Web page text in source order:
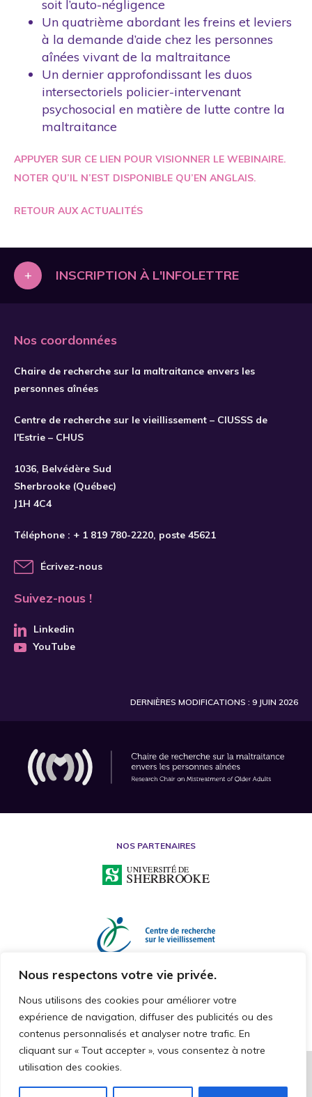
Nous respectons votre vie privée.
Nous utilisons des cookies pour améliorer votre
expérience de navigation, diffuser des publicités ou des
contenus personnalisés et analyser notre trafic. En
cliquant sur « Tout accepter », vous consentez à notre
utilisation des cookies.
soit l’auto-négligence
Un quatrième abordant les freins et leviers
à la demande d’aide chez les personnes
aînées vivant de la maltraitance
Un dernier approfondissant les duos
intersectoriels policier-intervenant
psychosocial en matière de lutte contre la
maltraitance
APPUYER SUR CE LIEN POUR VISIONNER LE WEBINAIRE.
NOTER QU’IL N’EST DISPONIBLE QU’EN ANGLAIS.
RETOUR AUX ACTUALITÉS
+ INSCRIPTION À L'INFOLETTRE
Nos coordonnées
Chaire de recherche sur la maltraitance envers les
personnes aînées
Centre de recherche sur le vieillissement – CIUSSS de
l'Estrie – CHUS
1036, Belvédère Sud
Sherbrooke (Québec)
J1H 4C4
Téléphone : + 1 819 780-2220, poste 45621
Écrivez-nous
Suivez-nous !
Linkedin
YouTube
DERNIÈRES MODIFICATIONS : 9 JUIN 2026
NOS PARTENAIRES
2026 © CHAIRE DE RECHERCHE SUR LA MALTRAITANCE ENVERS LES